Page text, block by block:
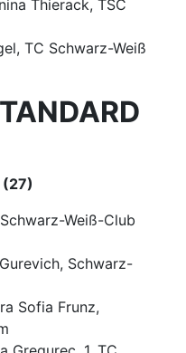
Thierack, TSC
TC Schwarz-Weiß
(27)
Weiß-Club
Schwarz-
Sofia Frunz,